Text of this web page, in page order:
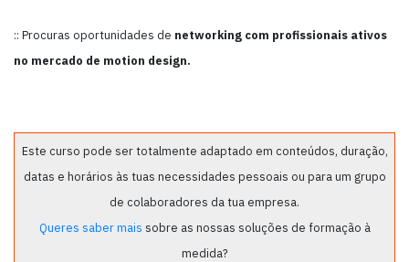
:: Procuras oportunidades de networking com profissionais ativos
no mercado de motion design.
Este curso pode ser totalmente adaptado em conteúdos, duração,
datas e horários às tuas necessidades pessoais ou para um grupo
de colaboradores da tua empresa.
Queres saber mais sobre as nossas soluções de formação à
medida?